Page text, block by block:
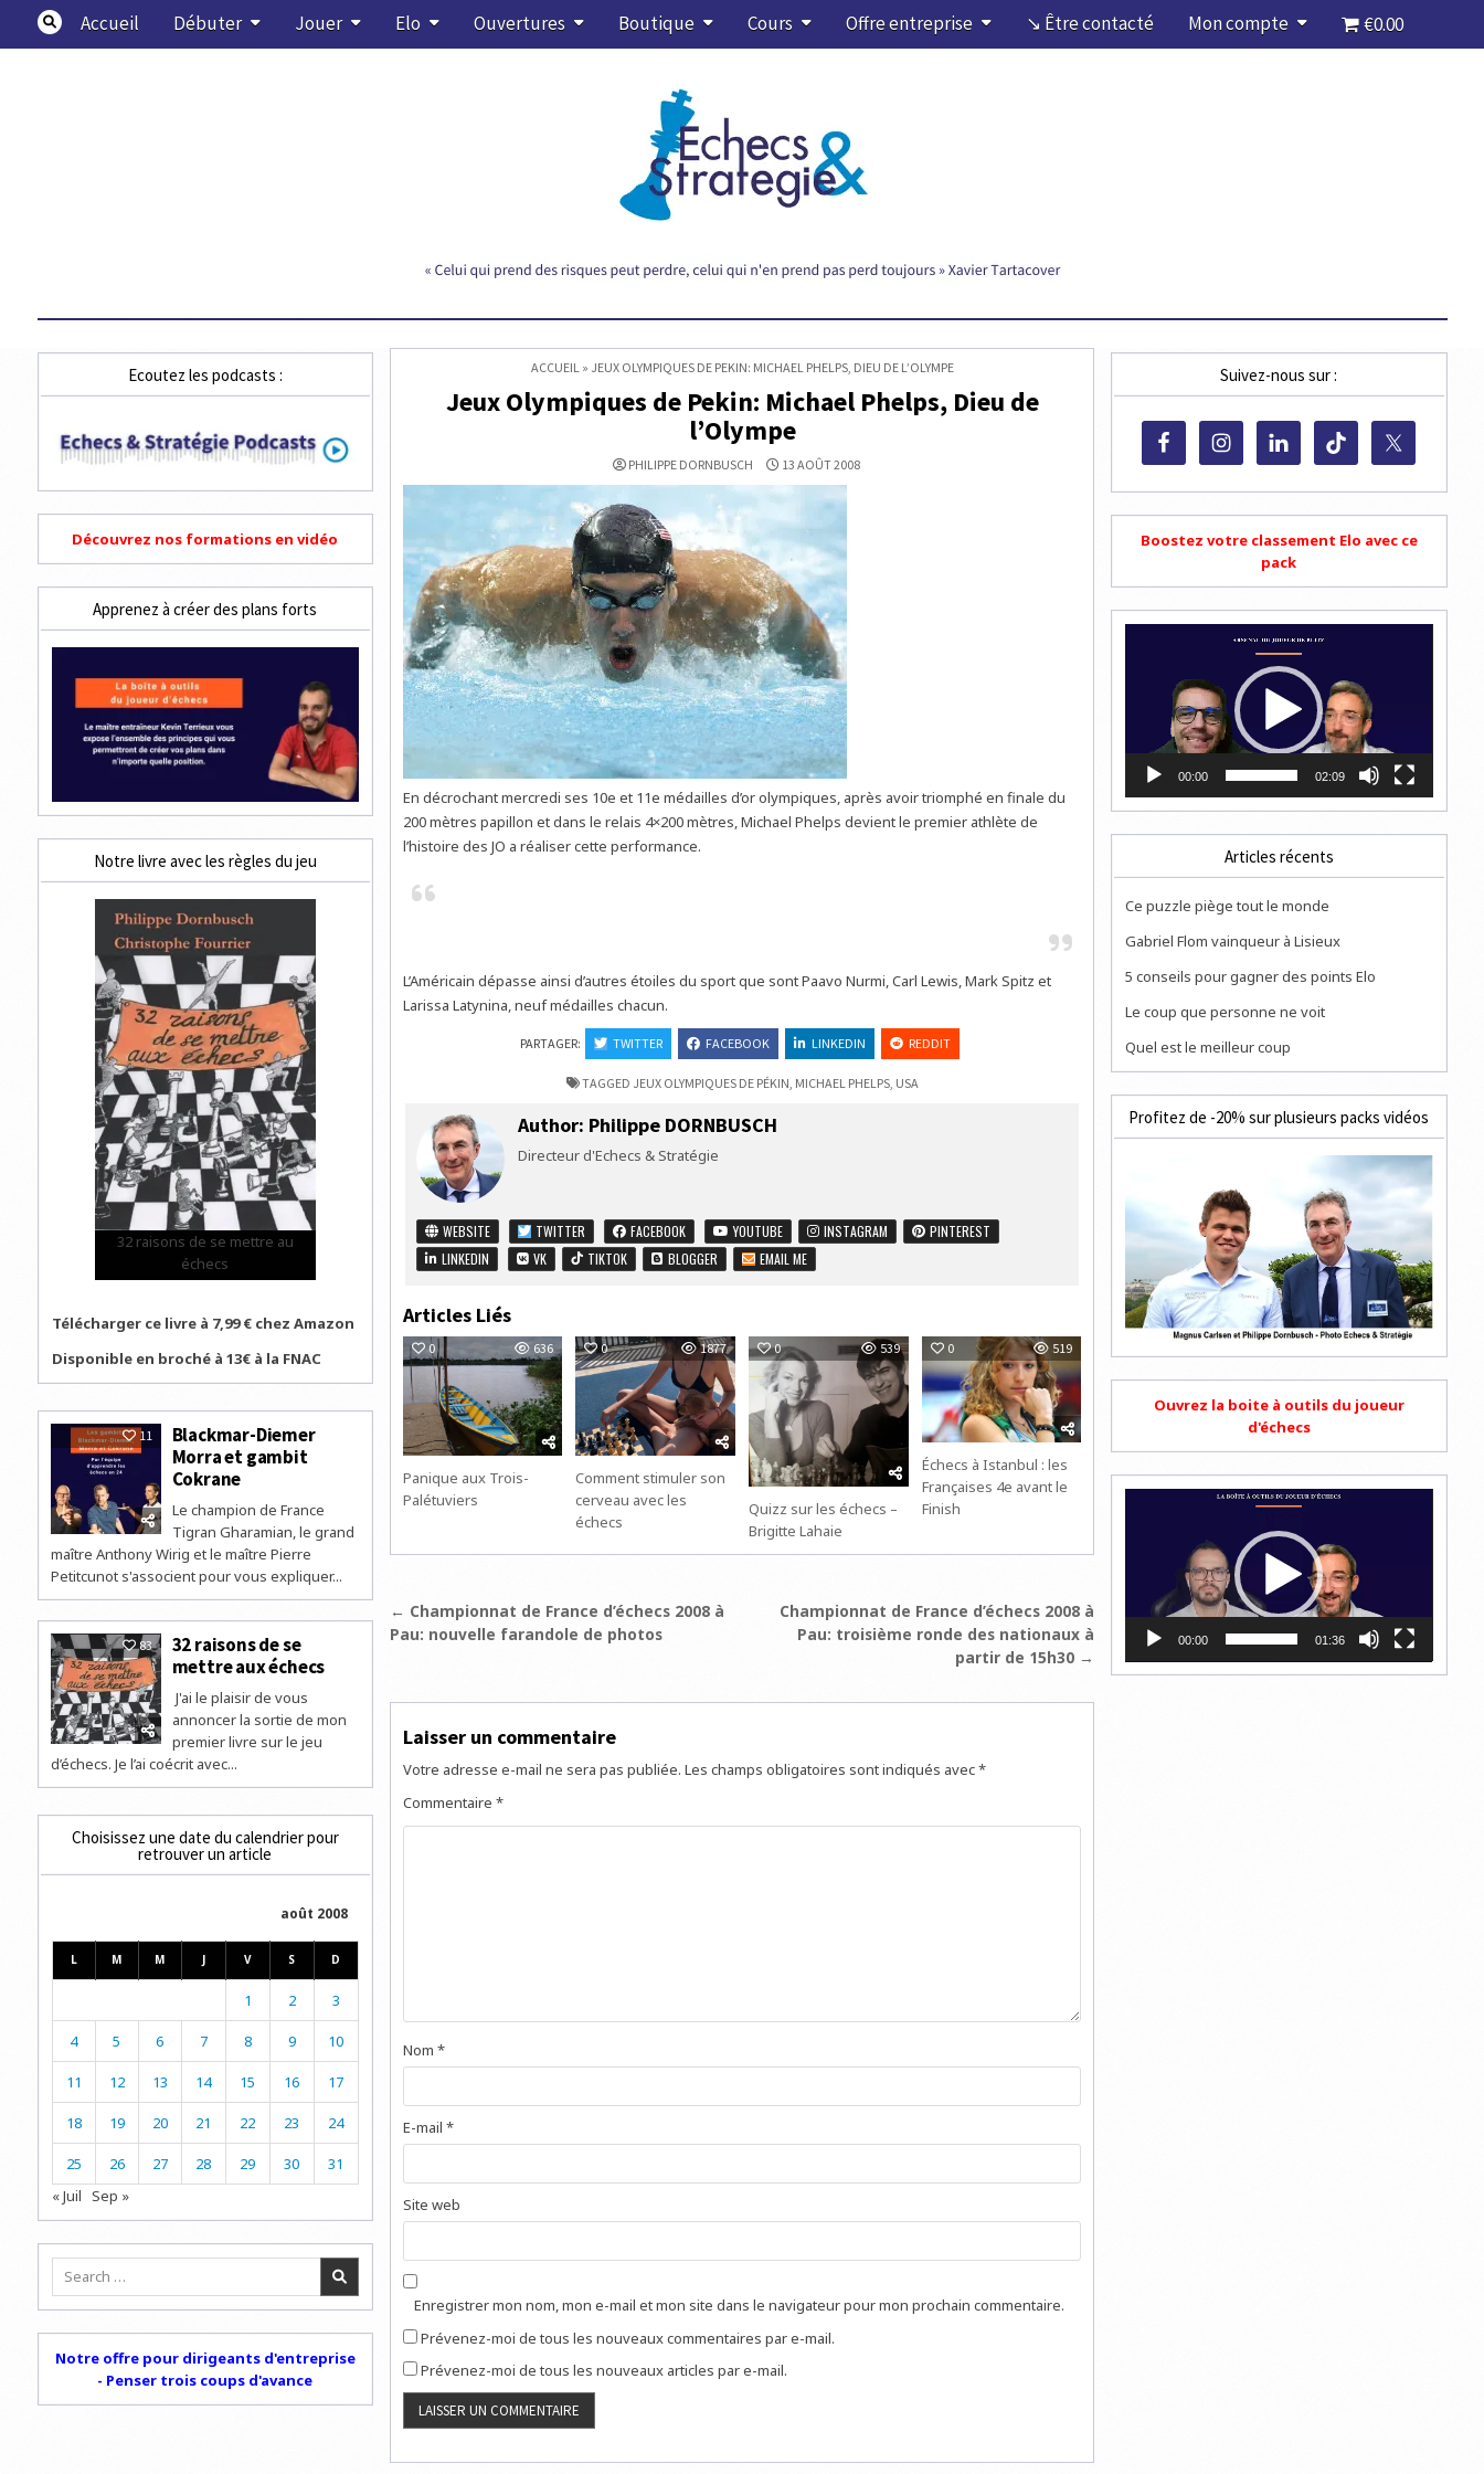
content
Accueil Débuter Jouer Elo Ouvertures Boutique Cours Offre entreprise ↘ Être contacté Mon compte €0.00
ACCUEIL» JEUX OLYMPIQUES DE PEKIN: MICHAEL PHELPS, DIEU DE L’OLYMPE
Jeux Olympiques de Pekin: Michael Phelps, Dieu de
l’Olympe
PHILIPPE DORNBUSCH 13 AOÛT 2008
En décrochant mercredi ses 10e et 11e médailles d’or olympiques, après avoir triomphé en finale du
200 mètres papillon et dans le relais 4×200 mètres, Michael Phelps devient le premier athlète de
l’histoire des JO a réaliser cette performance.
L’Américain dépasse ainsi d’autres étoiles du sport que sont Paavo Nurmi, Carl Lewis, Mark Spitz et
Larissa Latynina, neuf médailles chacun.
PARTAGER: TWITTER FACEBOOK LINKEDIN REDDIT
TAGGED JEUX OLYMPIQUES DE PÉKIN, MICHAEL PHELPS, USA
Author: Philippe DORNBUSCH
Directeur d'Echecs & Stratégie
WEBSITE TWITTER FACEBOOK YOUTUBE INSTAGRAM
PINTEREST
LINKEDIN
VK TIKTOK BLOGGER EMAIL ME
Articles Liés
0 636
Panique aux Trois-
Palétuviers
0 1877
Comment stimuler son
cerveau avec les
échecs
0 539
Quizz sur les échecs –
Brigitte Lahaie
0 519
Échecs à Istanbul : les
Françaises 4e avant le
Finish
Navigation
de
Championnat de France d’échecs 2008 à
Pau: troisième ronde des nationaux à
partir de 15h30 →
← Championnat de France d’échecs 2008 à
Pau: nouvelle farandole de photos
Laisser un commentaire
Votre adresse e-mail ne sera pas publiée. Les champs obligatoires sont indiqués avec*
Commentaire *
Nom *
E-mail *
Site web
Enregistrer mon nom, mon e-mail et mon site dans le navigateur pour mon prochain commentaire.
Prévenez-moi de tous les nouveaux commentaires par e-mail.
Prévenez-moi de tous les nouveaux articles par e-mail.
Ecoutez les podcasts :
Découvrez nos formations en vidéo
Apprenez à créer des plans forts
Notre livre avec les règles du jeu
32 raisons de se mettre au
échecs
Télécharger ce livre à 7,99 € chez Amazon
Disponible en broché à 13€ à la FNAC
11
Blackmar-Diemer
Morra et gambit
Cokrane
Le champion de France
Tigran Gharamian, le grand
maître Anthony Wirig et le maître Pierre
Petitcunot s'associent pour vous expliquer...
83
32 raisons de se
mettre aux échecs
J'ai le plaisir de vous
annoncer la sortie de mon
premier livre sur le jeu
d’échecs. Je l’ai coécrit avec...
Choisissez une date du calendrier pour
retrouver un article
août 2008
L M M J V S D
1 2 3
4 5 6 7 8 9 10
11 12 13 14 15 16 17
18 19 20 21 22 23 24
25 26 27 28 29 30
31
« Juil Sep »
Search
Notre offre pour dirigeants d'entreprise
- Penser trois coups d'avance
Suivez-nous sur :
Boostez votre classement Elo avec ce
pack
00:00 02:09
Articles récents
Ce puzzle piège tout le monde
Gabriel Flom vainqueur à Lisieux
5 conseils pour gagner des points Elo
Le coup que personne ne voit
Quel est le meilleur coup
Profitez de -20% sur plusieurs packs vidéos
Ouvrez la boite à outils du joueur
d'échecs
00:00 01:36